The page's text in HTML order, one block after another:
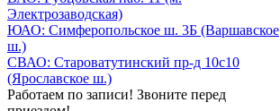
Электрозаводская)
ЮАО: Симферопольское ш. 3Б (Варшавское
ш.)
СВАО: Староватутинский пр-д 10с10
(Ярославское ш.)
Работаем по записи! Звоните перед